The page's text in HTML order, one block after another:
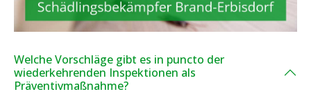
Welche Vorschläge gibt es in puncto der
wiederkehrenden Inspektionen als
Präventivmaßnahme?